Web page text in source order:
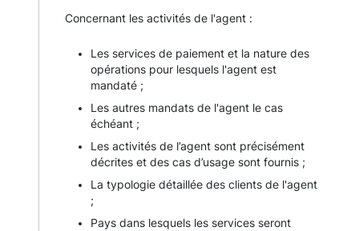
Concernant les activités de l'agent :
Les services de paiement et la nature des
opérations pour lesquels l'agent est
mandaté ;
Les autres mandats de l'agent le cas
échéant ;
Les activités de l’agent sont précisément
décrites et des cas d’usage sont fournis ;
La typologie détaillée des clients de l'agent
;
Pays dans lesquels les services seront